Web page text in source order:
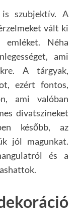
szubjektív. A
vált ki
Néha
ami
A tárgyak,
ezért fontos,
ami valóban
divatszíneket
később, az
jól magunkat.
és a